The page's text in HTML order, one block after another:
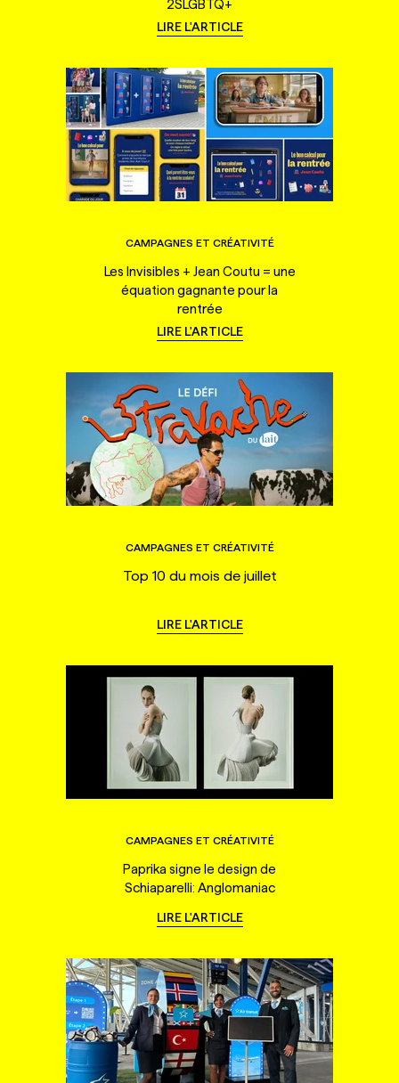
2SLGBTQ+
LIRE L'ARTICLE
CAMPAGNES ET CRÉATIVITÉ
Les Invisibles + Jean Coutu = une
équation gagnante pour la
rentrée
LIRE L'ARTICLE
CAMPAGNES ET CRÉATIVITÉ
Top 10 du mois de juillet
LIRE L'ARTICLE
CAMPAGNES ET CRÉATIVITÉ
Paprika signe le design de
Schiaparelli: Anglomaniac
LIRE L'ARTICLE